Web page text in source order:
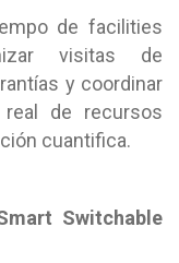
de facilities
visitas de
y coordinar
de recursos
cuantifica.
Switchable